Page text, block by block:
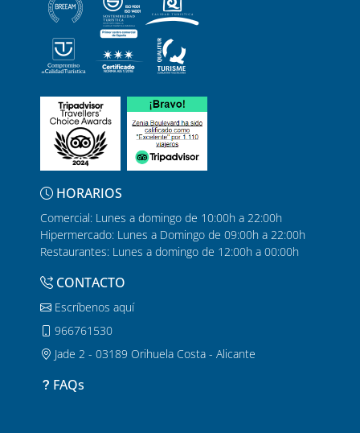
HORARIOS
Comercial: Lunes a domingo de 10:00h a 22:00h
Hipermercado: Lunes a Domingo de 09:00h a 22:00h
Restaurantes: Lunes a domingo de 12:00h a 00:00h
CONTACTO
Escríbenos aquí
966761530
Jade 2 - 03189 Orihuela Costa - Alicante
FAQs